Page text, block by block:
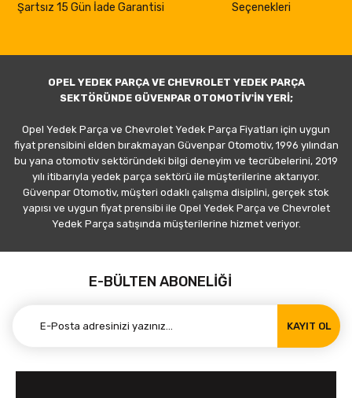
Şartsız 15 Gün İade Garantisi
Seçenekleri
OPEL YEDEK PARÇA VE CHEVROLET YEDEK PARÇA
SEKTÖRÜNDE GÜVENPAR OTOMOTİV'İN YERİ;
Opel Yedek Parça ve Chevrolet Yedek Parça Fiyatları için uygun
fiyat prensibini elden bırakmayan Güvenpar Otomotiv, 1996 yılından
bu yana otomotiv sektöründeki bilgi deneyim ve tecrübelerini, 2019
yılı itibarıyla yedek parça sektörü ile müşterilerine aktarıyor.
Güvenpar Otomotiv, müşteri odaklı çalışma disiplini, gerçek stok
yapısı ve uygun fiyat prensibi ile Opel Yedek Parça ve Chevrolet
Yedek Parça satışında müşterilerine hizmet veriyor.
E-BÜLTEN ABONELİĞİ
KAYIT OL